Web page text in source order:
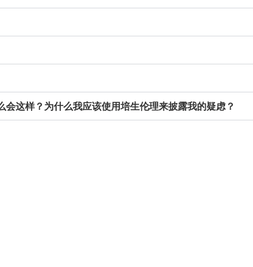
这样？为什么我应该使用培生伦理来披露我的疑虑？